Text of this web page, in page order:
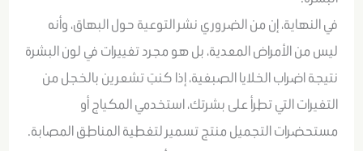
في النهاية، إن من الضروري نشر التوعية حول البهاق، وأنه
ليس من الأمراض المعدية، بل هو مجرد تغييرات في لون البشرة
نتيجة اضراب الخلايا الصبغية، إذا كنتِ تشعرين بالخجل من
التغيرات التي تطرأ على بشرتك، استخدمي المكياج أو
مستحضرات التجميل منتج تسمير لتغطية المناطق المصابة.